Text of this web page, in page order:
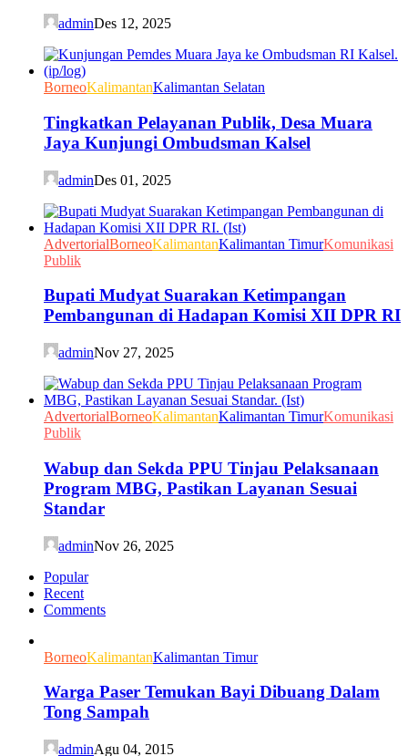
adminDes 12, 2025
BorneoKalimantanKalimantan Selatan
Tingkatkan Pelayanan Publik, Desa Muara
Jaya Kunjungi Ombudsman Kalsel
adminDes 01, 2025
AdvertorialBorneoKalimantanKalimantan TimurKomunikasi
Publik
Bupati Mudyat Suarakan Ketimpangan
Pembangunan di Hadapan Komisi XII DPR RI
adminNov 27, 2025
AdvertorialBorneoKalimantanKalimantan TimurKomunikasi
Publik
Wabup dan Sekda PPU Tinjau Pelaksanaan
Program MBG, Pastikan Layanan Sesuai
Standar
adminNov 26, 2025
Popular
Recent
Comments
BorneoKalimantanKalimantan Timur
Warga Paser Temukan Bayi Dibuang Dalam
Tong Sampah
adminAgu 04, 2015